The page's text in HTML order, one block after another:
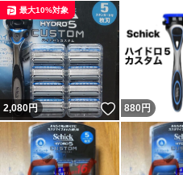
2,080円 いいね！
最大10%対象
880 円